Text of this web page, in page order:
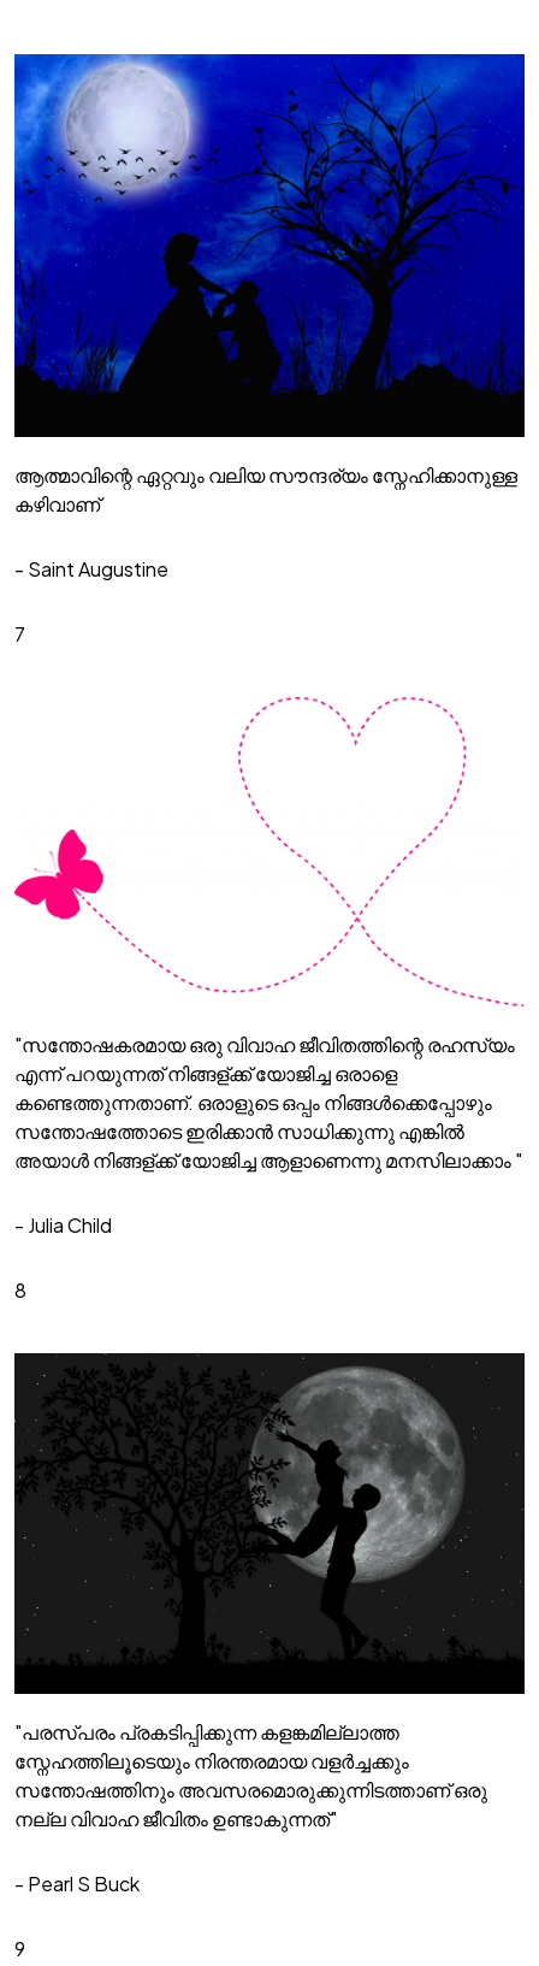
ആത്മാവിന്റെ ഏറ്റവും വലിയ സൗന്ദര്യം സ്നേഹിക്കാനുള്ള
കഴിവാണ്
- Saint Augustine
7
"സന്തോഷകരമായ ഒരു വിവാഹ ജീവിതത്തിന്റെ രഹസ്യം
എന്ന് പറയുന്നത് നിങ്ങള്ക്ക് യോജിച്ച ഒരാളെ
കണ്ടെത്തുന്നതാണ്. ഒരാളുടെ ഒപ്പം നിങ്ങൾക്കെപ്പോഴും
സന്തോഷത്തോടെ ഇരിക്കാൻ സാധിക്കുന്നു എങ്കിൽ
അയാൾ നിങ്ങള്ക്ക് യോജിച്ച ആളാണെന്നു മനസിലാക്കാം "
- Julia Child
8
"പരസ്പരം പ്രകടിപ്പിക്കുന്ന കളങ്കമില്ലാത്ത
സ്നേഹത്തിലൂടെയും നിരന്തരമായ വളർച്ചക്കും
സന്തോഷത്തിനും അവസരമൊരുക്കുന്നിടത്താണ് ഒരു
നല്ല വിവാഹ ജീവിതം ഉണ്ടാകുന്നത്"
- Pearl S Buck
9